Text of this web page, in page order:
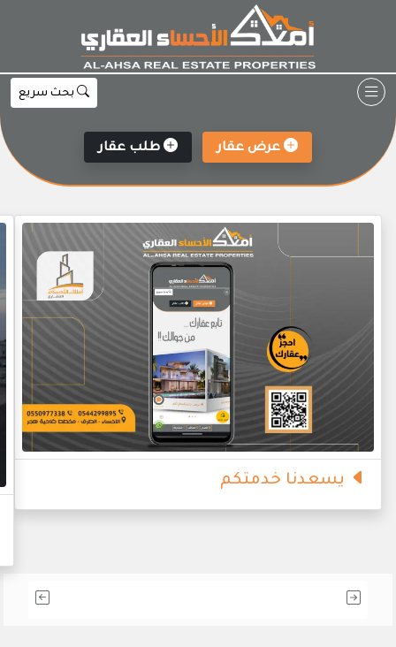
بحث سريع
عرض عقار طلب عقار
يسعدنا خدمتكم